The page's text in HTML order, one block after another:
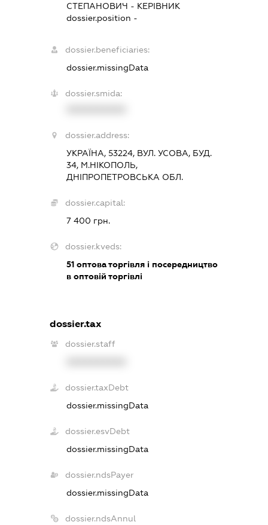
СТЕПАНОВИЧ - КЕРІВНИК
dossier.position -
dossier.beneficiaries:
dossier.missingData
dossier.smida:
dossier.address:
УКРАЇНА, 53224, ВУЛ. УСОВА, БУД.
34, М.НІКОПОЛЬ,
ДНІПРОПЕТРОВСЬКА ОБЛ.
dossier.capital:
7 400 грн.
dossier.kveds:
51оптова торгівля і посередництво
в оптовій торгівлі
dossier.tax
dossier.staff
dossier.taxDebt
dossier.missingData
dossier.esvDebt
dossier.missingData
dossier.ndsPayer
dossier.missingData
dossier.ndsAnnul